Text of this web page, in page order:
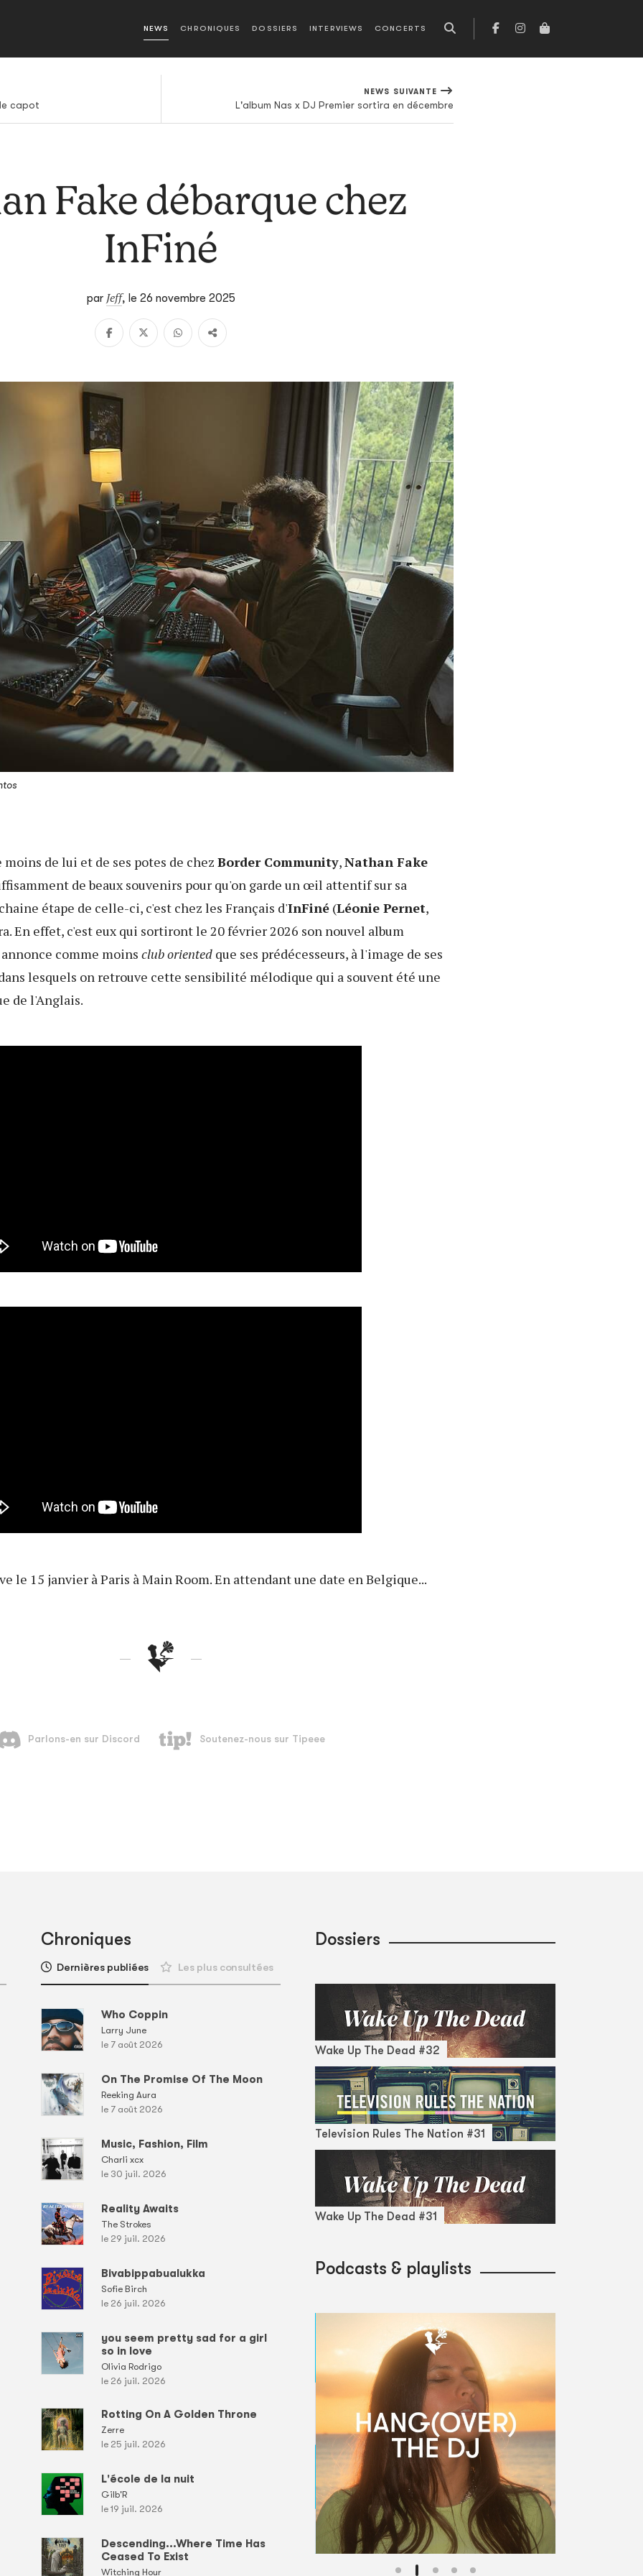
NEWS CHRONIQUES DOSSIERS INTERVIEWS CONCERTS
capot
NEWS SUIVANTE
L'album Nas x DJ Premier sortira en décembre
Fake débarque chez
InFiné
par Jeff, le 26 novembre 2025
de lui et de ses potes de chez Border Community,Nathan Fake
de beaux souvenirs pour qu'on garde un œil attentif sur sa
étape de celle-ci, c'est chez les Français d'InFiné(Léonie Pernet,
En effet, c'est eux qui sortiront le 20 février 2026 son nouvel album
comme moins club orientedque ses prédécesseurs, à l'image de ses
lesquels on retrouve cette sensibilité mélodique qui a souvent été une
de l'Anglais.
le 15 janvier à Paris à Main Room. En attendant une date en Belgique...
Chroniques
Dernières publiées Les plus consultées
Who Coppin
Larry June
le 7 août 2026
On The Promise Of The Moon
Reeking Aura
le 7 août 2026
Music, Fashion, Film
Charli xcx
le 30 juil. 2026
Reality Awaits
The Strokes
le 29 juil. 2026
Bivabippabualukka
Sofie Birch
le 26 juil. 2026
you seem pretty sad for a girl
so in love
Olivia Rodrigo
le 26 juil. 2026
Rotting On A Golden Throne
Zerre
le 25 juil. 2026
L'école de la nuit
Gilb'R
le 19 juil. 2026
Descending...Where Time Has
Ceased To Exist
Witching Hour
Dossiers
Wake Up The Dead #32
Television Rules The Nation #31
Wake Up The Dead #31
Podcasts & playlists